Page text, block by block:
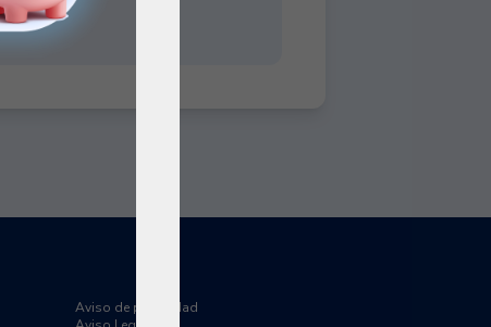
Aviso de privacidad